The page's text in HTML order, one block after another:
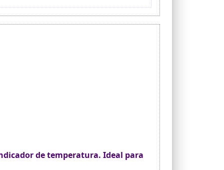
y un grifo de agua. Es fácil de montar y
de temperatura. Ideal para